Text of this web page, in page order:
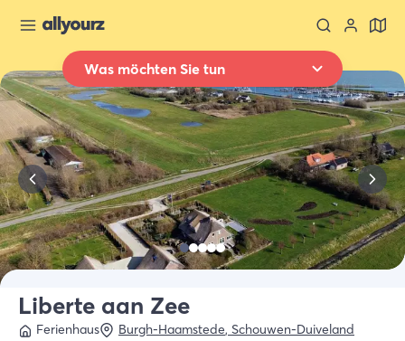
Was möchten Sie tun
Zurück zur Übersicht
Übernachten
Wo
Ganz Zeeland
Wann
Datum auswählen
Alle Arten
Wer
Liberte aan Zee
Ferienhaus Burgh-Haamstede, Schouwen-Duiveland